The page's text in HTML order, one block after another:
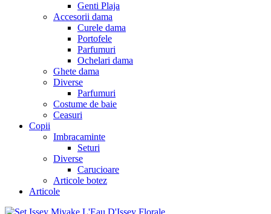
Genti Plaja
Accesorii dama
Curele dama
Portofele
Parfumuri
Ochelari dama
Ghete dama
Diverse
Parfumuri
Costume de baie
Ceasuri
Copii
Imbracaminte
Seturi
Diverse
Carucioare
Articole botez
Articole